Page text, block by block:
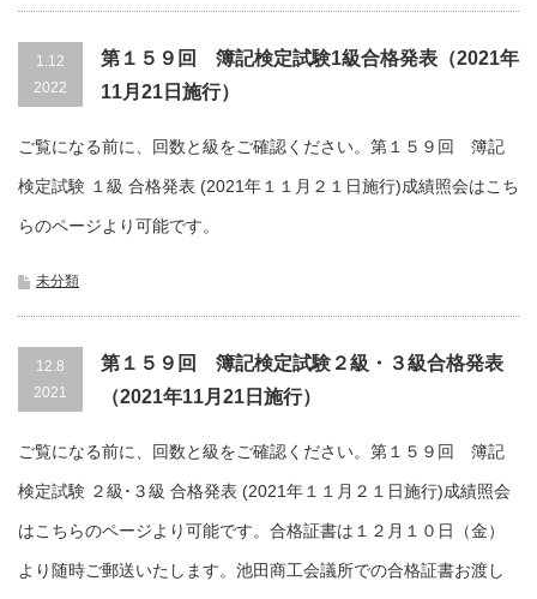
1.12
2022
第１５９回 簿記検定試験1級合格発表（2021年
11月21日施行）
ご覧になる前に、回数と級をご確認ください。第１５９回 簿記
検定試験 １級 合格発表 (2021年１１月２１日施行)成績照会はこち
らのページより可能です。
未分類
12.8
2021
第１５９回 簿記検定試験２級・３級合格発表
（2021年11月21日施行）
ご覧になる前に、回数と級をご確認ください。第１５９回 簿記
検定試験 ２級･３級 合格発表 (2021年１１月２１日施行)成績照会
はこちらのページより可能です。合格証書は１２月１０日（金）
より随時ご郵送いたします。池田商工会議所での合格証書お渡し